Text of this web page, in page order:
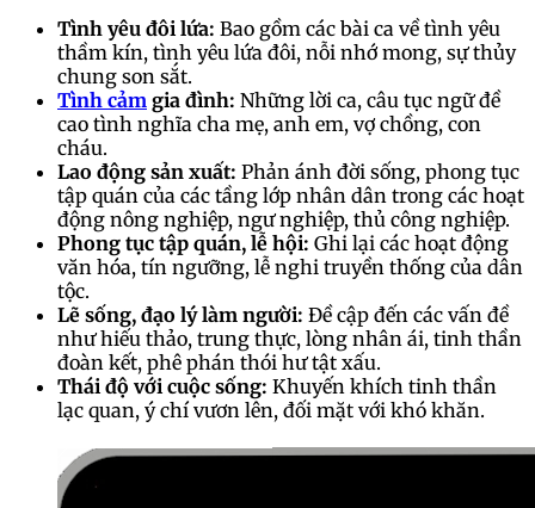
Tình yêu đôi lứa: Bao gồm các bài ca về tình yêu
thầm kín, tình yêu lứa đôi, nỗi nhớ mong, sự thủy
chung son sắt.
Tình cảm gia đình: Những lời ca, câu tục ngữ đề
cao tình nghĩa cha mẹ, anh em, vợ chồng, con
cháu.
Lao động sản xuất: Phản ánh đời sống, phong tục
tập quán của các tầng lớp nhân dân trong các hoạt
động nông nghiệp, ngư nghiệp, thủ công nghiệp.
Phong tục tập quán, lễ hội: Ghi lại các hoạt động
văn hóa, tín ngưỡng, lễ nghi truyền thống của dân
tộc.
Lẽ sống, đạo lý làm người: Đề cập đến các vấn đề
như hiếu thảo, trung thực, lòng nhân ái, tinh thần
đoàn kết, phê phán thói hư tật xấu.
Thái độ với cuộc sống: Khuyến khích tinh thần
lạc quan, ý chí vươn lên, đối mặt với khó khăn.